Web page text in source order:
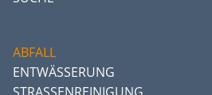
ABFALL
ENTWÄSSERUNG